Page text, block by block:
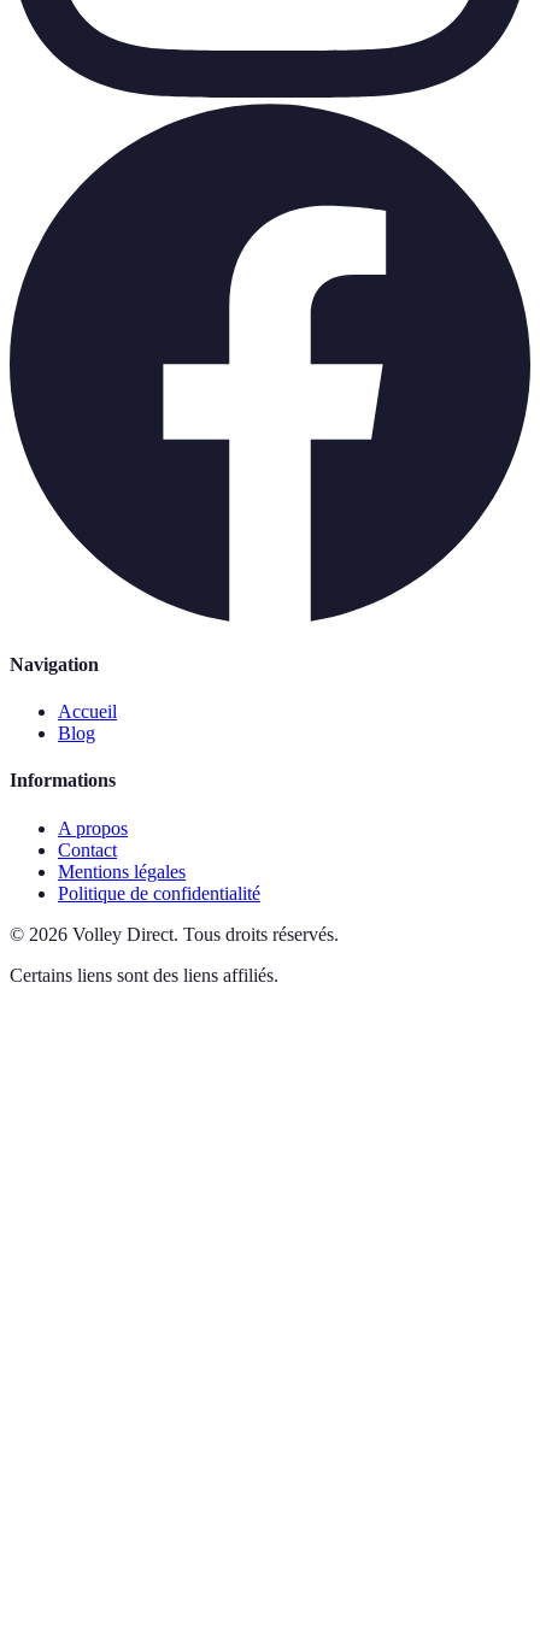
Navigation
Accueil
Blog
Informations
A propos
Contact
Mentions légales
Politique de confidentialité
© 2026 Volley Direct. Tous droits réservés.
Certains liens sont des liens affiliés.